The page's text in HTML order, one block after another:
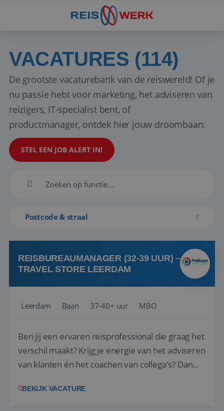
VACATURES (114)
De grootste vacaturebank van de reiswereld! Of je
nu passie hebt voor marketing, het adviseren van
reizigers, IT-specialist bent, of
productmanager, ontdek hier jouw droombaan.
STEL EEN JOB ALERT IN!
Postcode & straal
REISBUREAUMANAGER (32-39 UUR) –
TRAVEL STORE LEERDAM
Leerdam Baan 37-40+ uur MBO
Ben jij een ervaren reisprofessional die graag het
verschil maakt? Krijg je energie van het adviseren
van klanten én het coachen van collega's? Dan
(onderdeel van Pelikaan Travel Group) zoeken
BEKIJK VACATURE